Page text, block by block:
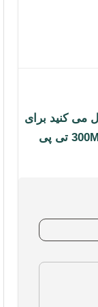
می کنید برای
“کارت شبکه USB مینی بی سیم 300Mbps تی پی